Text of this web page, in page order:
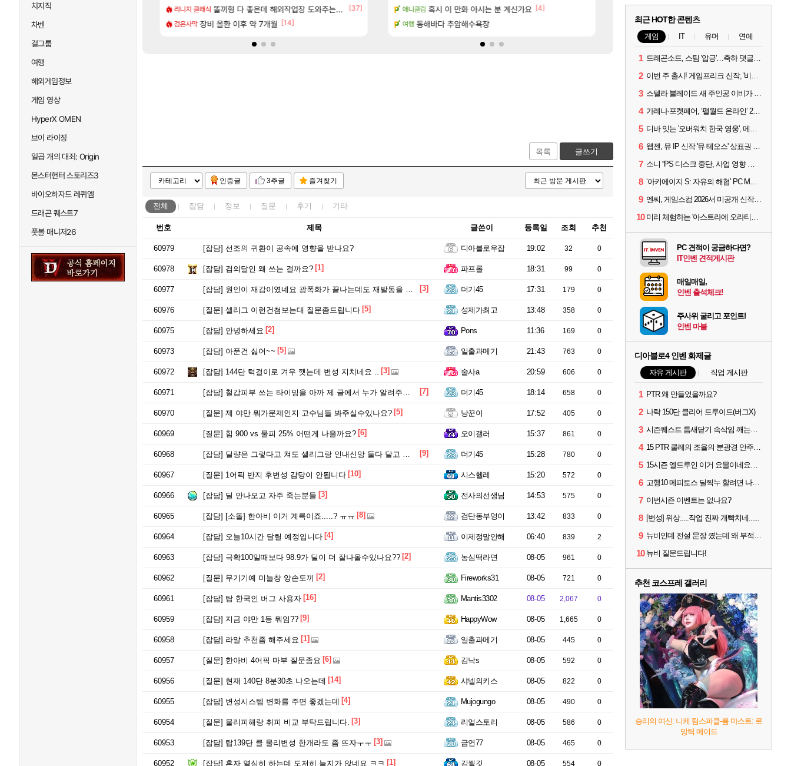
치지직
차벤
걸그룹
여행
해외게임정보
게임 영상
HyperX OMEN
브이 라이징
일곱 개의 대죄: Origin
몬스터헌터 스토리즈3
바이오하자드 레퀴엠
드래곤 퀘스트7
풋볼 매니저26
로 쓰는 인방 하꼬 스트리머 박제합니다.
삼색화채 찐1등 떳냐 ㅅㅅㅅ
리니지 클래식 똘끼형 다 좋은데 해외작업장 도와주는 짓은 좀 아니지않냐?
[37]
검은사막 장비 올환 이후 약 7개월 [14]
메이플 8월 9일 썬데이 메이플 [155]
LoL 페이즈 영애짤 찾았다 [1] 진짜 귀한 삼색화채 찐1등 떳냐 ㅅㅅㅅ
가 압박, 메인보드값 오르나
3사, 2027년 생산분 완판?
비스트 모든 성소 위치 공략 (40개) - 귀환한 영혼 도전과제
명조 스누피냥님
애니클립 혹시 이 만화 아시는 분 계신가요 [4]
여행 동해바다 추암해수욕장 해외겜 메모리 3사, 2027년 생산분 완판?
목록 글쓰기
인증글 3추글 즐겨찾기
전체 잡담 정보 질문 후기 기타
번호 제목 글쓴이 등록일 조회 추천
60979 [잡담] 선조의 귀환이 공속에 영향을 받나요? 디아블로우잡 19:02 32 0
60978 [잡담] 검의달인 왜 쓰는 걸까요? [1] 파프롤 18:31 99 0
60977 [잡담] 원인이 재감이였네요 광폭화가 끝나는데도 재발동을 못시키니깐 ㅋㅋ [3] 더기45 17:31 179 0
60976 [질문] 셀리그 이런건첨보는대 질문좀드립니다 [5] 성제가최고 13:48 358 0
60975 [잡담] 안녕하세요 [2] Pons 11:36 169 0
60973 [잡담] 아푼건 싫어~~ [5] 일출과메기 21:43 763 0
60972 [잡담] 144단 턱걸이로 겨우 깻는데 변성 지치네요 .. [3] 술사a 20:59 606 0
60971 [잡담] 철갑피부 쓰는 타이밍을 아까 제 글에서 누가 알려주셔서 해봤는데 [7] 더기45 18:14 658 0
60970 [질문] 제 야만 뭐가문제인지 고수님들 봐주실수있나요? [5] 낭꾼이 17:52 405 0
60969 [질문] 힘 900 vs 물피 25% 어떤게 나을까요? [6] 오이갤러 15:37 861 0
60968 [잡담] 딜량은 그렇다고 쳐도 셀리그랑 인내신앙 둘다 달고 있는데 왜케 끔살이 많죠? [9] 더기45 15:28 780 0
60967 [질문] 1어픽 반지 후변성 감당이 안됩니다 [10] 시스헬레 15:20 572 0
60966 [잡담] 딜 안나오고 자주 죽는분들 [3] 전사의선생님 14:53 575 0
60965 [잡담] [소돌] 한아비 이거 계륵이죠.....? ㅠㅠ [8] 검단동부엉이 13:42 833 0
60964 [잡담] 오늘10시간 달릴 예정입니다 [4] 이제정말안해 06:40 839 2
60963 [잡담] 극확100일때보다 98.9가 딜이 더 잘나올수있나요?? [2] 농심떡라면 08-05 961 0
60962 [질문] 무기기예 미늘창 양손도끼 [2] Fireworks31 08-05 721 0
60961 [잡담] 탑 한국인 버그 사용자 [16] Mantis3302 08-05 2,067 0
60959 [잡담] 지금 야만 1등 뭐임?? [9] HappyWow 08-05 1,665 0
60958 [잡담] 라말 추천좀 해주세요 [1] 일출과메기 08-05 445 0
60957 [질문] 한아비 4어픽 마부 질문좀요 [6] 김낙s 08-05 592 0
60956 [질문] 현재 140단 8분30초 나오는데 [14] 샤넬의키스 08-05 822 0
60955 [잡담] 변성시스템 변화를 주면 좋겠는데 [4] Mujogungo 08-05 490 0
60954 [질문] 물리피해랑 취피 비교 부탁드립니다. [3] 리얼스토리 08-05 586 0
60953 [잡담] 탑139단 클 물리변성 한개라도 좀 뜨자ㅜㅜ [3] 금연77 08-05 465 0
60952 [잡담] 혼자 열심히 하는데 도저히 늘지가 않네요 ㅋㅋ [1] 김쬘깃 08-05 554 0
최근 HOT한 콘텐츠
게임 IT 유머 연예
1 드래곤소드, 스팀 '압긍'…축하 댓글 달고 게임 코드 받자!
2 이번 주 출시! 게임프리크 신작, '비스트 오브 리인카네이션'
3 스텔라 블레이드 새 주인공 이비가 부릅니다, 'Wanna be in LOVE' 뮤비 공개
4 가레나·포켓페어, ‘팰월드 온라인’ 2026년 출시 예고
5 디바 잇는 '오버워치 한국 영웅', 메카 파일럿 디몬 나온다
6 웹젠, 뮤 IP 신작 '뮤 테오스' 상표권 출원
7 소니 “PS 디스크 중단, 사업 영향 없다”
8 ‘아키에이지 S: 자유의 해협’ PC MMORPG로 개발한다
9 엔씨, 게임스컴 2026서 미공개 신작 최초 공개
10 미리 체험하는 '아스트라에 오라티오'...NC, 8/19부터 CBT 참가자 모집
PC 견적이 궁금하다면?
IT인벤 견적게시판
매일매일,
인벤 출석체크!
주사위 굴리고 포인트!
인벤 마블
디아블로4 인벤 화제글
자유 게시판 직업 게시판
1 PTR 왜 만들었을까요?
2 나락 150단 클리어 드루이드(버그X)
3 시즌퀘스트 틈새닫기 속삭임 깨는법이 뭐임? ㅡ.ㅡ
4 15 PTR 쿨레의 조율의 분광경 안주나요?
5 15시즌 엘드루인 이거 요물이네요ㅋㅋㅋㅋㅋㅋ
6 고행10 메피토스 딜찍누 할려면 나락 몇단계 까지 가야하나요?
7 이번시즌 이벤트는 없나요?
8 [변성] 위상.....작업 진짜 개빡치네......
9 뉴비인데 전설 문장 꼈는데 왜 부적 3개밖에 못낌?
10 뉴비 질문드립니다!
추천 코스프레 갤러리
승리의 여신: 니케 팀스파클-륨 마스트: 로
망틱 메이드